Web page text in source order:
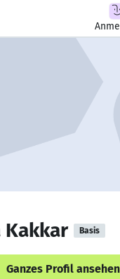
Kakkar Basis
Ganzes Profil ansehen